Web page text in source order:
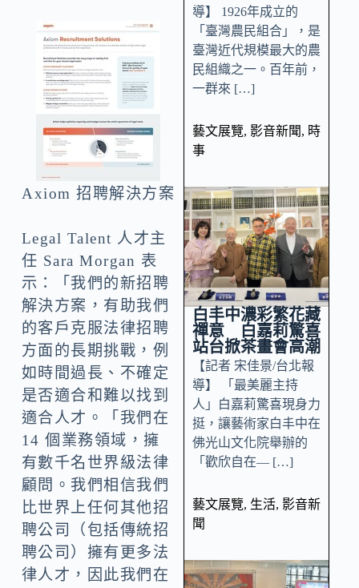
Axiom 招聘解決方案
Legal Talent 人才主
任 Sara Morgan 表
示：「我們的新招聘
解決方案，有助我們
的客戶克服法律招聘
方面的長期挑戰，例
如時間過長、不確定
是否適合和難以找到
適合人才。「我們在
14 個業務領域，擁
有數千名世界級法律
顧問。我們相信我們
比世界上任何其他招
聘公司（包括傳統招
聘公司）擁有更多法
律人才，因此我們在
導】 1926年成立的
「臺灣農民組合」，是
臺灣近代規模最大的農
民組織之一。百年前，
一群來 […]
藝文展覽, 影音新聞, 時
事
白丰中濃彩繁花藏
禪意 白嘉莉驚喜
站台掀茶畫會高潮
【記者 宋佳景/台北報
導】 「最美麗主持
人」白嘉莉驚喜現身力
挺，讓藝術家白丰中在
佛光山文化院舉辦的
「歡欣自在— […]
藝文展覽, 生活, 影音新
聞